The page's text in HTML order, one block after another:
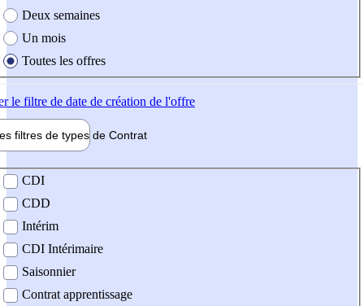
Deux semaines
Un mois
Toutes les offres
le filtre de date de création de l'offre
filtres de types de Contrat
contrat
CDI
CDD
Intérim
CDI Intérimaire
Saisonnier
Contrat apprentissage